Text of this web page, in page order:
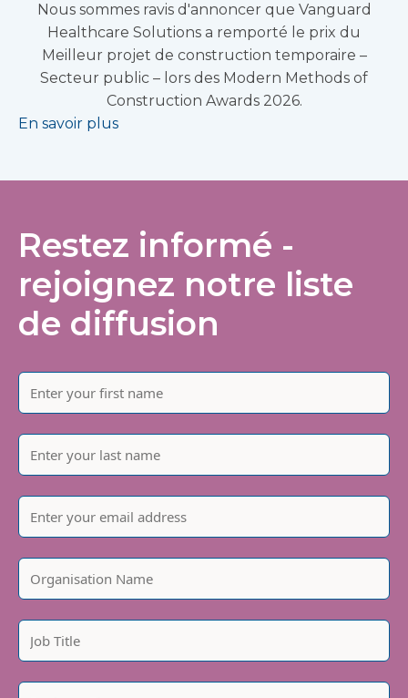
Nous sommes ravis d'annoncer que Vanguard
Healthcare Solutions a remporté le prix du
Meilleur projet de construction temporaire –
Secteur public – lors des Modern Methods of
Construction Awards 2026.
En savoir plus
Restez informé -
rejoignez notre liste
de diffusion